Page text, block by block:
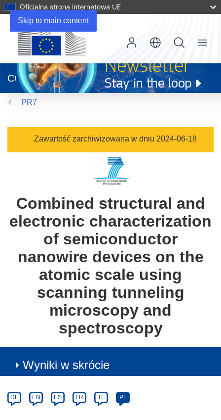
Skip to main content
Oficjalna strona internetowa UE
otworzy
się
w
nowym
oknie)
CORDIS
Menu
PR7
Zawartość zarchiwizowana w dniu 2024-06-18
Combined structural and
electronic characterization
of semiconductor
nanowire devices on the
atomic scale using
scanning tunneling
microscopy and
spectroscopy
Wyniki w skrócie
Category
Article
available
DE EN ES FR IT PL